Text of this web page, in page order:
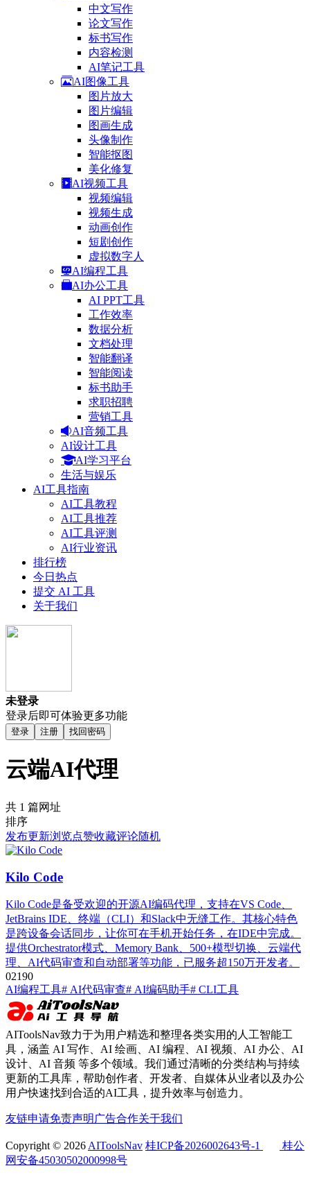
中文写作
论文写作
标书写作
内容检测
AI笔记工具
AI图像工具
图片放大
图片编辑
图画生成
头像制作
智能抠图
美化修复
AI视频工具
视频编辑
视频生成
动画创作
短剧创作
虚拟数字人
AI编程工具
AI办公工具
AI PPT工具
工作效率
数据分析
文档处理
智能翻译
智能阅读
标书助手
求职招聘
营销工具
AI音频工具
AI设计工具
AI学习平台
生活与娱乐
AI工具指南
AI工具教程
AI工具推荐
AI工具评测
AI行业资讯
排行榜
今日热点
提交 AI 工具
关于我们
未登录
登录后即可体验更多功能
登录 注册 找回密码
云端AI代理
共 1 篇网址
排序
发布更新浏览点赞收藏评论随机
Kilo Code
Kilo Code是备受欢迎的开源AI编码代理，支持在VS Code、
JetBrains IDE、终端（CLI）和Slack中无缝工作。其核心特色
是跨设备会话同步，让你可在手机开始任务，在IDE中完成。
提供Orchestrator模式、Memory Bank、500+模型切换、云端代
理、AI代码审查和自动部署等功能，已服务超150万开发者。
02190
AI编程工具# AI代码审查# AI编码助手# CLI工具
AIToolsNav致力于为用户精选和整理各类实用的人工智能工
具，涵盖 AI 写作、AI 绘画、AI 编程、AI 视频、AI 办公、AI
设计、AI 音频 等多个领域。我们通过清晰的分类结构与持续
更新的工具库，帮助创作者、开发者、自媒体从业者以及办公
用户快速找到合适的AI工具，提升效率与创造力。
友链申请免责声明 广告合作关于我们
Copyright © 2026 AIToolsNav 桂ICP备2026002643号-1
桂公
网安备45030502000998号